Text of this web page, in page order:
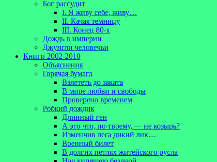
Бог рассудит
I. Я живу себе, живу…
II. Качая темницу
III. Конец 80-х
Дождь в империи
Джунгли человечьи
Книги 2002-2010
Объяснения
Горячая бумага
Взлететь до заката
В мире любви и свободы
Проверено временем
Робкий дождик
Длинный ген
А это что, по-твоему, — не козырь?
Изменчив леса дикий лик…
Военный билет
В долгих петлях житейского русла